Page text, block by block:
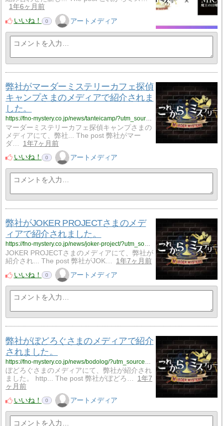
1年6ヶ月前
いいね！
0 アートメディア
弊社がマーダーミステリーカフェ探偵
キャンプさまのメディアで紹介されま
した。
https://fno-mystery.co.jp/news/tanteicamp/?utm_source=rss&utm_medium=rss&utm_campaign=tanteicamp
マーダーミステリーカフェ探偵キャンプさまの
メディアにて、弊社... The post 弊社がマー
ダ…
1年7ヶ月前
いいね！
0 アートメディア
弊社がJOKER PROJECTさまのメデ
ィアで紹介されました。
https://fno-mystery.co.jp/news/joker-project/?utm_source=rss&utm_medium=rss&utm_campaign=joker-project
JOKER PROJECTさまのメディアにて、弊社が
紹介され... The post 弊社がJOK…
1年7ヶ月前
いいね！
0 アートメディア
弊社がぼどろぐさまのメディアで紹介
されました。
ぼどろぐさまのメディアにて、弊社が紹介され
ました。 http... The post 弊社がぼどろ…
1年7
ヶ月前
いいね！
0 アートメディア